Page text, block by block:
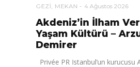
GEZI MEKAN 4 Ağustos 2026
Akdeniz’in İlham
Yaşam Kültürü –
Demirer
Privée PR Istanbul’un kurucusu